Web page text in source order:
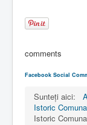
comments
Facebook Social
Sunteți aici:
Istoric
Istoric